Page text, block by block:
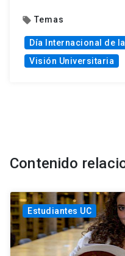
local_offer Temas
Día Internacional de
Visión Universitaria
Contenido
Estudiantes UC